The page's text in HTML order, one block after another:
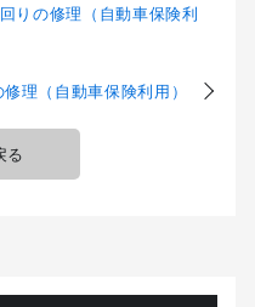
りの修理（自動車保険利
理（自動車保険利用）
る